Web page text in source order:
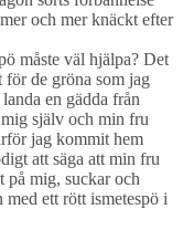
och mer knäckt efter
måste väl hjälpa? Det
för de gröna som jag
en gädda från
själv och min fru
jag kommit hem
att säga att min fru
på mig, suckar och
med ett rött ismetespö i